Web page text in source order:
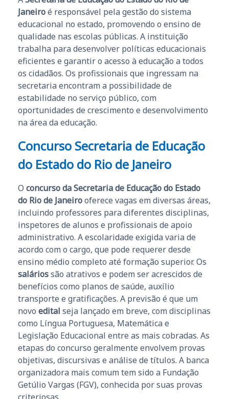
Janeiroé responsável pela gestão do sistema
educacional no estado, promovendo o ensino de
qualidade nas escolas públicas. A instituição
trabalha para desenvolver políticas educacionais
eficientes e garantir o acesso à educação a todos
os cidadãos. Os profissionais que ingressam na
secretaria encontram a possibilidade de
estabilidade no serviço público, com
oportunidades de crescimento e desenvolvimento
na área da educação.
Concurso Secretaria de Educação
do Estado do Rio de Janeiro
O concurso da Secretaria de Educação do Estado
do Rio de Janeirooferece vagas em diversas áreas,
incluindo professores para diferentes disciplinas,
inspetores de alunos e profissionais de apoio
administrativo. A escolaridade exigida varia de
acordo com o cargo, que pode requerer desde
ensino médio completo até formação superior. Os
saláriossão atrativos e podem ser acrescidos de
benefícios como planos de saúde, auxílio
transporte e gratificações. A previsão é que um
novo edital seja lançado em breve, com disciplinas
como Língua Portuguesa, Matemática e
Legislação Educacional entre as mais cobradas. As
etapas do concurso geralmente envolvem provas
objetivas, discursivas e análise de títulos. A banca
organizadora mais comum tem sido a Fundação
Getúlio Vargas (FGV), conhecida por suas provas